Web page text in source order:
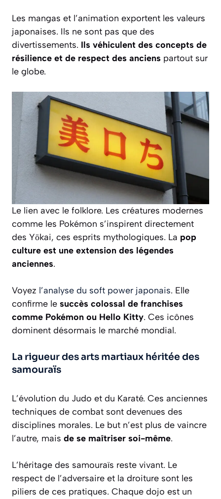
Les mangas et l’animation exportent les valeurs
japonaises. Ils ne sont pas que des
divertissements. Ils véhiculent des concepts de
résilience et de respect des anciens partout sur
le globe.
Le lien avec le folklore. Les créatures modernes
comme les Pokémon s’inspirent directement
des Yōkai, ces esprits mythologiques. La pop
culture est une extension des légendes
anciennes.
Voyez l’analyse du soft power japonais. Elle
confirme le succès colossal de franchises
comme Pokémon ou Hello Kitty. Ces icônes
dominent désormais le marché mondial.
La rigueur des arts martiaux héritée des
samouraïs
L’évolution du Judo et du Karaté. Ces anciennes
techniques de combat sont devenues des
disciplines morales. Le but n’est plus de vaincre
l’autre, mais de se maîtriser soi-même.
L’héritage des samouraïs reste vivant. Le
respect de l’adversaire et la droiture sont les
piliers de ces pratiques. Chaque dojo est un